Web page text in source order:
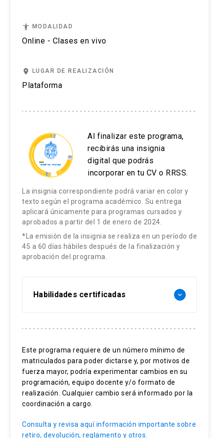
Narradores de fin de siglo I: Diamela Eltit
parte del colectivo CADA.
Archivos Eltit Rosenfeld.
Lecturas: fragmentos de Por la Patria, Mano de
obra y Fuerzas especiales.
Narradores de fin de siglo II: Roberto Bolaño
Roberto Bolaño: novela híbrida y novela de lo
abierto.
Territorios y sujetos en la narrativa de Roberto
Bolaño.-Lecturas: fragmentos de Los detectives
accessibility MODALIDAD
Online - Clases en vivo
place LUGAR DE REALIZACIÓN
Plataforma
Al finalizar este programa,
recibirás una insignia
digital que podrás
incorporar en tu CV o RRSS.
La insignia correspondiente podrá variar en color y
texto según el programa académico. Su entrega
aplicará únicamente para programas cursados y
aprobados a partir del 1 de enero de 2024.
*La emisión de la insignia se realiza en un período de
45 a 60 días hábiles después de la finalización y
aprobación del programa.
Habilidades certificadas keyboard_arrow_down
Interpretar la narrativa chilena
Nociones generales sobre análisis crítico
de textos narrativos
Resignificación de obras literarias
Este programa requiere de un número mínimo de
matriculados para poder dictarse y, por motivos de
fuerza mayor, podría experimentar cambios en su
programación, equipo docente y/o formato de
realización. Cualquier cambio será informado por la
coordinación a cargo.
Consulta y revisa aquí información importante sobre
retiro, devolución, reglamento y otros.